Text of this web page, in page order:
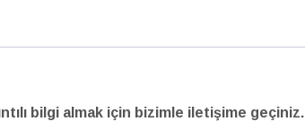
bilgi almak için bizimle iletişime geçiniz.